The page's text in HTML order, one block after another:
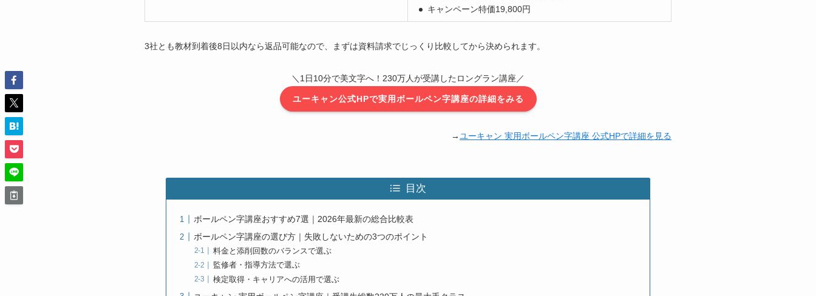
キャンペーン特価19,800円
3社とも教材到着後8日以内なら返品可能なので、まずは資料請求でじっくり比較してから決められます。
＼1日10分で美文字へ！230万人が受講したロングラン講座／
ユーキャン公式HPで実用ボールペン字講座の詳細をみる
→ユーキャン 実用ボールペン字講座 公式HPで詳細を見る
目次
ボールペン字講座おすすめ7選｜2026年最新の総合比較表
ボールペン字講座の選び方｜失敗しないための3つのポイント
料金と添削回数のバランスで選ぶ
監修者・指導方法で選ぶ
検定取得・キャリアへの活用で選ぶ